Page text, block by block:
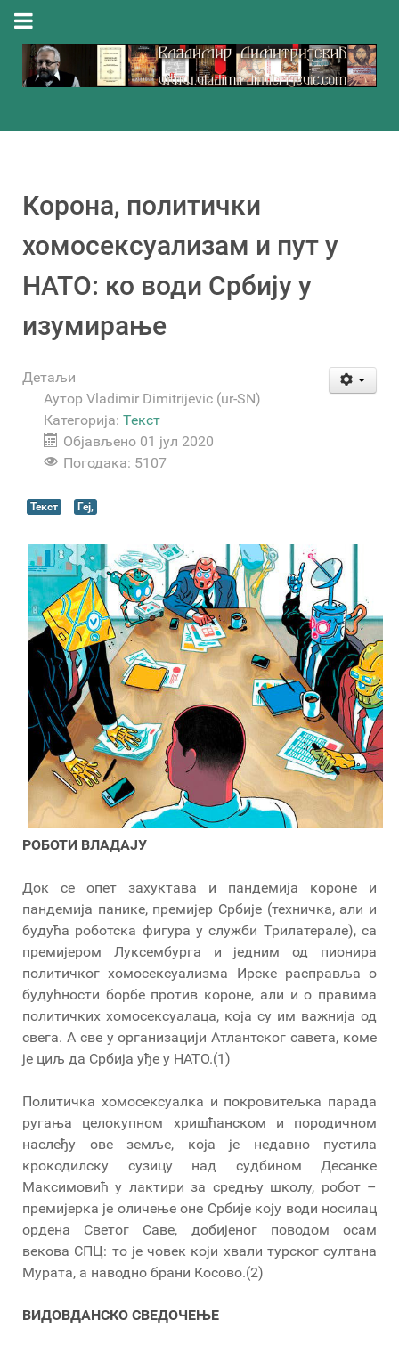
Корона, политички
хомосексуализам и пут у
НАТО: ко води Србију у
изумирање
Детаљи
Аутор Vladimir Dimitrijevic (ur-SN)
Категорија: Текст
Објављено 01 јул 2020
Погодака: 5107
Текст Геј,
РОБОТИ ВЛАДАЈУ
Док се опет захуктава и пандемија короне и
пандемија панике, премијер Србије (техничка, али и
будућа роботска фигура у служби Трилатерале), са
премијером Луксембурга и једним од пионира
политичког хомосексуализма Ирске расправља о
будућности борбе против короне, али и о правима
политичких хомосексуалаца, која су им важнија од
свега. А све у организацији Атлантског савета, коме
је циљ да Србија уђе у НАТО.(1)
Политичка хомосексуалка и покровитељка парада
ругања целокупном хришћанском и породичном
наслеђу ове земље, која је недавно пустила
крокодилску сузицу над судбином Десанке
Максимовић у лактири за средњу школу, робот –
премијерка је оличење оне Србије коју води носилац
ордена Светог Саве, добијеног поводом осам
векова СПЦ: то је човек који хвали турског султана
Мурата, а наводно брани Косово.(2)
ВИДОВДАНСКО СВЕДОЧЕЊЕ